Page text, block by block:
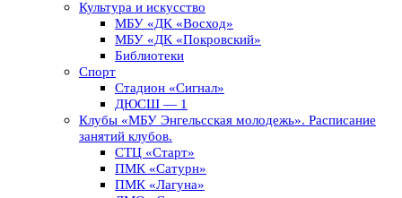
Культура и искусство
МБУ «ДК «Восход»
МБУ «ДК «Покровский»
Библиотеки
Спорт
Стадион «Сигнал»
ДЮСШ — 1
Клубы «МБУ Энгельсская молодежь». Расписание
занятий клубов.
СТЦ «Старт»
ПМК «Сатурн»
ПМК «Лагуна»